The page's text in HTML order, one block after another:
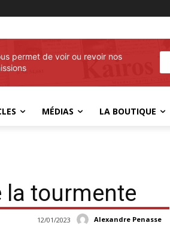
permet de voir ou revoir nos
MÉDIAS LA BOUTIQUE
la tourmente
Alexandre Penasse
12/01/2023